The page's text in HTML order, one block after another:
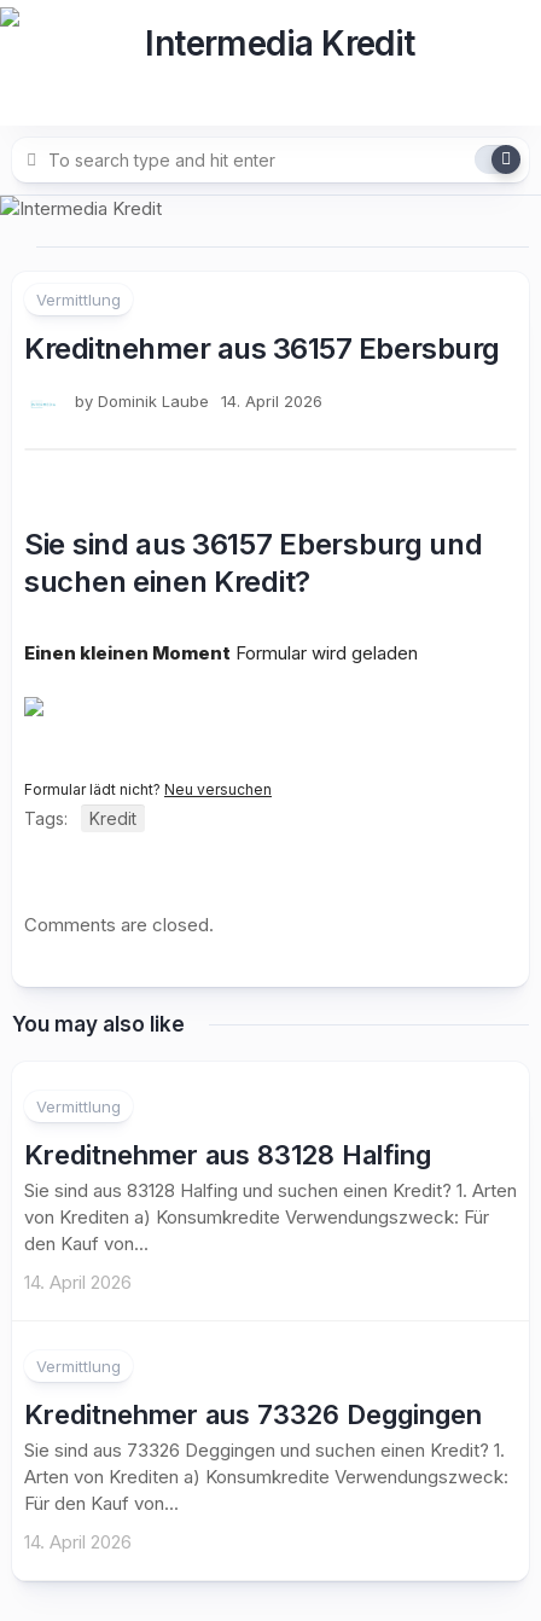
Skip
Vermittlung
Kreditnehmer aus 36157 Ebersburg
by Dominik Laube 14. April 2026
Sie sind aus 36157 Ebersburg und
suchen einen Kredit?
Einen kleinen Moment Formular wird geladen
Formular lädt nicht? Neu versuchen
Tags: Kredit
Comments are closed.
You may also like
Vermittlung
Kreditnehmer aus 83128 Halfing
Sie sind aus 83128 Halfing und suchen einen Kredit? 1. Arten
von Krediten a) Konsumkredite Verwendungszweck: Für
den Kauf von...
14. April 2026
Vermittlung
Kreditnehmer aus 73326 Deggingen
Sie sind aus 73326 Deggingen und suchen einen Kredit? 1.
Arten von Krediten a) Konsumkredite Verwendungszweck:
Für den Kauf von...
14. April 2026